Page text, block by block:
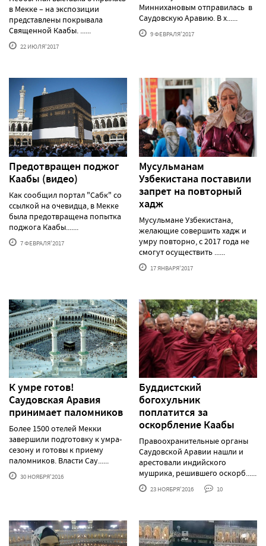
в Мекке – на экспозиции
представлены покрывала
Священной Каабы. ......
22 ИЮЛЯ'2017
Миннихановым отправилась в
Саудовскую Аравию. В х......
9 ФЕВРАЛЯ'2017
Предотвращен поджог
Каабы (видео)
Как сообщил портал "Сабк" со
ссылкой на очевидца, в Мекке
была предотвращена попытка
поджога Каабы.......
7 ФЕВРАЛЯ'2017
Мусульманам
Узбекистана поставили
запрет на повторный
хадж
Мусульмане Узбекистана,
желающие совершить хадж и
умру повторно, с 2017 года не
смогут осуществить ......
17 ЯНВАРЯ'2017
К умре готов!
Саудовская Аравия
принимает паломников
Более 1500 отелей Мекки
завершили подготовку к умра-
сезону и готовы к приему
паломников. Власти Сау......
30 НОЯБРЯ'2016
Буддистский
богохульник
поплатится за
оскорбление Каабы
Правоохранительные органы
Саудовской Аравии нашли и
арестовали индийского
мушрика, решившего оскорб......
23 НОЯБРЯ'2016 10